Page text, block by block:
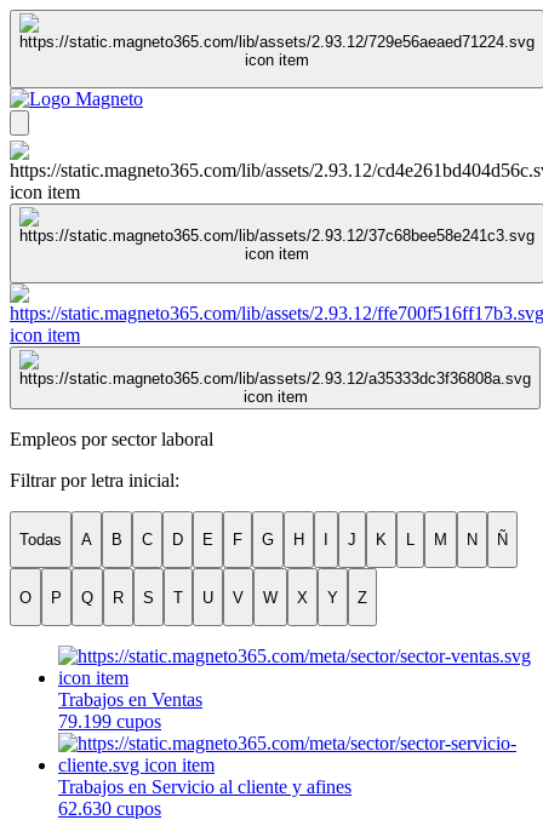
Empleos por sector laboral
Filtrar por letra inicial:
Todas A B C D E F G H J K M N Ñ
O P Q R S T U V W X Y Z
Trabajos en Ventas
79.199 cupos
Trabajos en Servicio al cliente y afines
62.630 cupos